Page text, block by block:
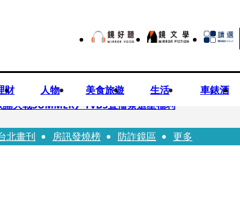
財 人物 美食旅遊 生活 車錶酒
大戰SUMMER》TVBS直播祭追星福利
接掌兆基屋管2天就喊撤出！
北畫刊 房訊發燒榜 防詐鏡區 更多